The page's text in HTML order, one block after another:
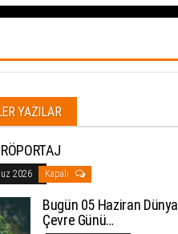
YAZILAR
2026 Kapalı
Bugün 05 Haziran Dünya
Çevre Günü…